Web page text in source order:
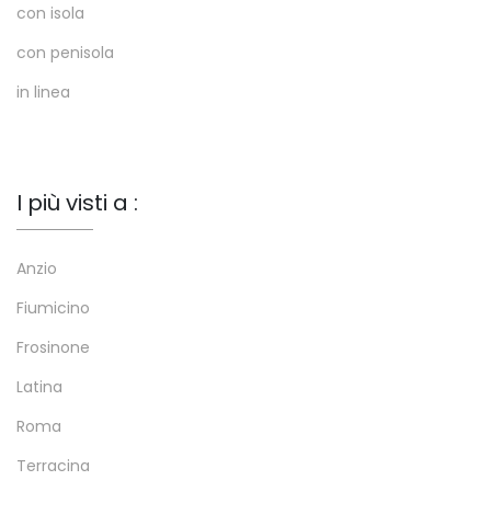
con isola
con penisola
in linea
I più visti a :
Anzio
Fiumicino
Frosinone
Latina
Roma
Terracina